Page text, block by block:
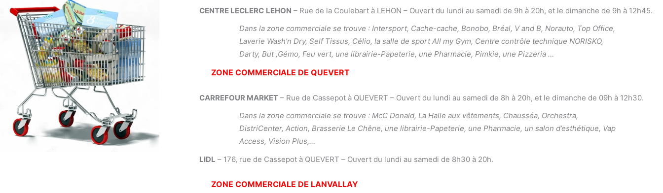
CENTRE LECLERC LEHON – Rue de la Coulebart à LEHON – Ouvert du lundi au samedi de 9h à 20h, et le dimanche de 9h à 12h45.
Dans la zone commerciale se trouve : Intersport, Cache-cache, Bonobo, Bréal, V and B, Norauto, Top Office,
Laverie Wash’n Dry, Self Tissus, Célio, la salle de sport All my Gym, Centre contrôle technique NORISKO,
Darty, But ,Gémo, Feu vert, une librairie-Papeterie, une Pharmacie, Pimkie, une Pizzeria …
ZONE COMMERCIALE DE QUEVERT
CARREFOUR MARKET – Rue de Cassepot à QUEVERT – Ouvert du lundi au samedi de 8h à 20h, et le dimanche de 09h à 12h30.
Dans la zone commerciale se trouve : McC Donald, La Halle aux vêtements, Chausséa, Orchestra,
DistriCenter, Action, Brasserie Le Chêne, une librairie-Papeterie, une Pharmacie, un salon d’esthétique, Vap
Access, Vision Plus,…
LIDL – 176, rue de Cassepot à QUEVERT – Ouvert du lundi au samedi de 8h30 à 20h.
ZONE COMMERCIALE DE LANVALLAY